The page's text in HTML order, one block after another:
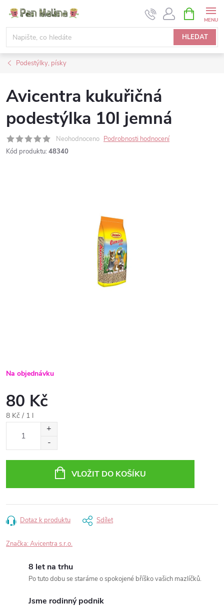
Přejít
obsah
HLEDAT
NÁKUPNÍ
KOŠÍK
Podestýlky, písky
Avicentra kukuřičná
podestýlka 10l jemná
Neohodnoceno Podrobnosti hodnocení
Kód produktu: 48340
Na objednávku
80 Kč
Měrná
8 Kč / 1 l
VLOŽIT DO KOŠÍKU
Dotaz k produktu Sdílet
Značka: Avicentra s.r.o.
8 let na trhu
Po tuto dobu se staráme o spokojené bříško vašich mazlíčků.
Jsme rodinný podnik